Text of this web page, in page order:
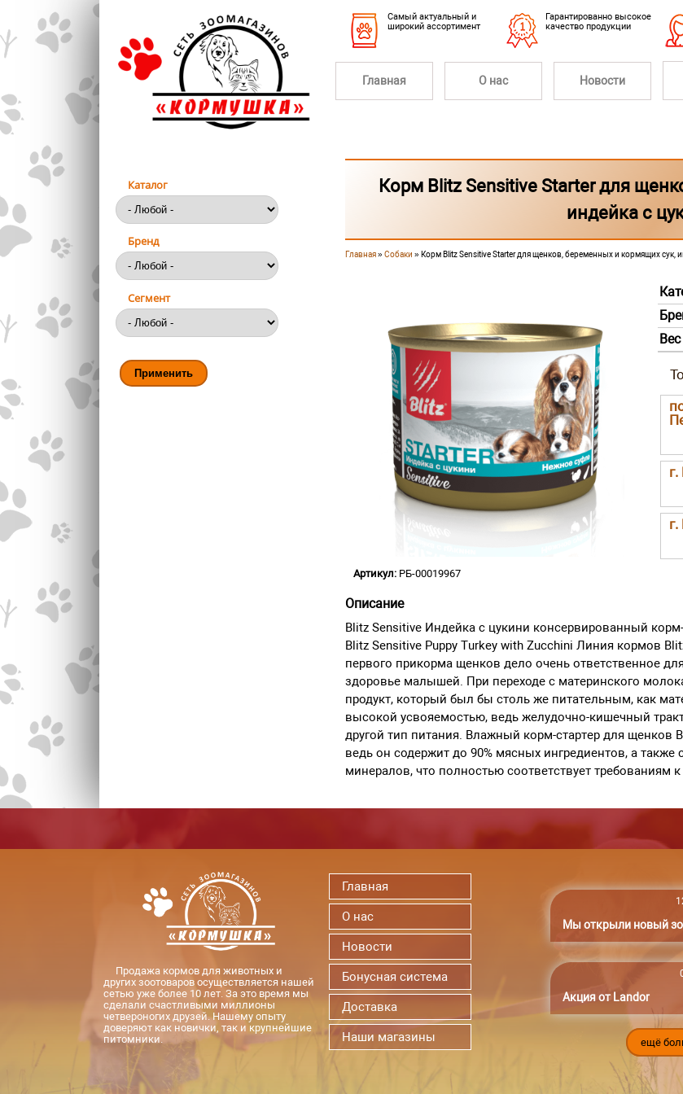
Перейти к основному содержанию
Cамый актуальный и
широкий ассортимент
Гарантированно высокое
качество продукции
Главная О нас Новости
Корм Blitz Sensitive Starter для
индейка с
Вы здесь
Главная» Собаки » Корм Blitz Sensitive Starter для щенков, беременных и кормящих сук,
Артикул:РБ-00019967
Описание
Blitz Sensitive Индейка с цукини консервированный
Blitz Sensitive Puppy Turkey with Zucchini Линия кормов
первого прикорма щенков дело очень ответственное
здоровье малышей. При переходе с материнского
продукт, который был бы столь же питательным, как
высокой усвояемостью, ведь желудочно-кишечный
другой тип питания. Влажный корм-стартер для щенков
ведь он содержит до 90% мясных ингредиентов, а
минералов, что полностью соответствует требованиям
Каталог
Бренд
Сегмент
Продажа кормов для животных и
других зоотоваров осуществляется нашей
сетью уже более 10 лет. За это время мы
сделали счастливыми миллионы
четвероногих друзей. Нашему опыту
доверяют как новички, так и крупнейшие
питомники.
Главная
О нас
Новости
Бонусная система
Доставка
Наши магазины
Мы открыли новый
Акция от Landor
ещё